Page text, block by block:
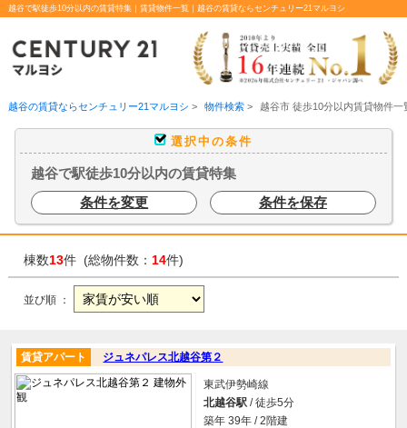
越谷で駅徒歩10分以内の賃貸特集｜賃貸物件一覧｜越谷の賃貸ならセンチュリー21マルヨシ
越谷の賃貸ならセンチュリー21マルヨシ > 物件検索> 越谷市 徒歩10分以内賃貸物件一
選択中の条件
越谷で駅徒歩10分以内の賃貸特集
条件を変更
条件を保存
棟数13件 (総物件数： 14件)
並び順 ：
ジュネパレス北越谷第２
賃貸アパート
東武伊勢崎線
北越谷駅 / 徒歩5分
築年 39年 / 2階建